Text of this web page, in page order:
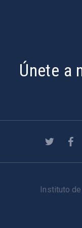
Únete a
Instituto